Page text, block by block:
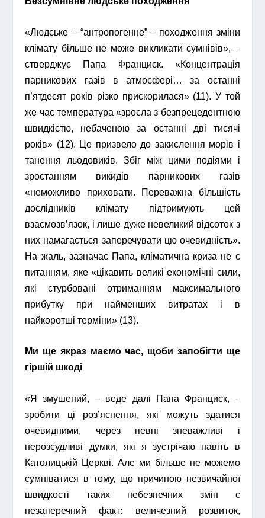
«Людське – “антропогенне” – походження зміни
клімату більше не може викликати сумнівів», –
стверджує Папа Франциск. «Концентрація
парникових газів в атмосфері… за останні
п’ятдесят років різко прискорилася» (11). У той
же час температура «зросла з безпрецедентною
швидкістю, небаченою за останні дві тисячі
років» (12). Це призвело до закислення морів і
танення льодовиків. Збіг між цими подіями і
зростанням викидів парникових газів
«неможливо приховати. Переважна більшість
дослідників клімату підтримують цей
взаємозв’язок, і лише дуже невеликий відсоток з
них намагається заперечувати цю очевидність».
На жаль, зазначає Папа, кліматична криза не є
питанням, яке «цікавить великі економічні сили,
які стурбовані отриманням максимального
прибутку при найменших витратах і в
найкоротші терміни» (13).
Ми ще якраз маємо час, щоби запобігти ще
гіршій шкоді
«Я змушений, – веде далі Папа Франциск, –
зробити ці роз’яснення, які можуть здатися
очевидними, через певні зневажливі і
нерозсудливі думки, які я зустрічаю навіть в
Католицькій Церкві. Але ми більше не можемо
сумніватися в тому, що причиною незвичайної
швидкості таких небезпечних змін є
незаперечний факт: величезний розвиток,